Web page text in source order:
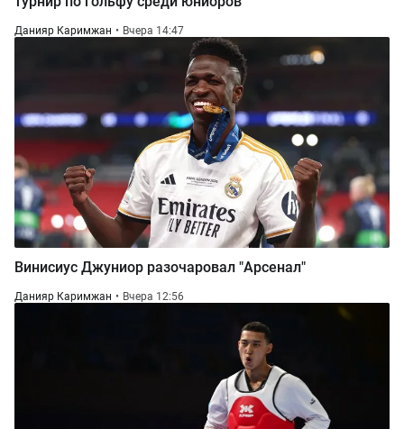
Данияр Каримжан Вчера 14:47
Винисиус Джуниор разочаровал "Арсенал"
Данияр Каримжан Вчера 12:56